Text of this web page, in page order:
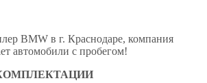
BMW в г. Краснодаре, компания
автомобили с пробегом!